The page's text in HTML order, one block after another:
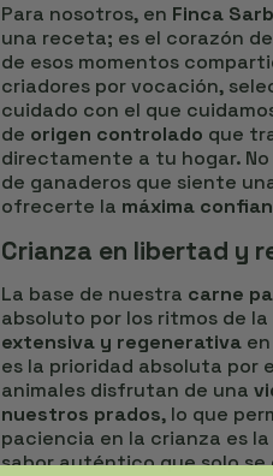
Para nosotros, en Finca
una receta; es el corazón
de esos momentos
criadores por vocación,
cuidado con el que
de origen controlado que
directamente a tu hogar.
de ganaderos que siente
ofrecerte la máxima
Crianza en libertad y
La base de nuestra carne
absoluto por los ritmos de
extensiva y regenerativa
es la prioridad absoluta por
animales disfrutan de una
nuestros prados, lo que
paciencia en la crianza es
sabor auténtico que solo